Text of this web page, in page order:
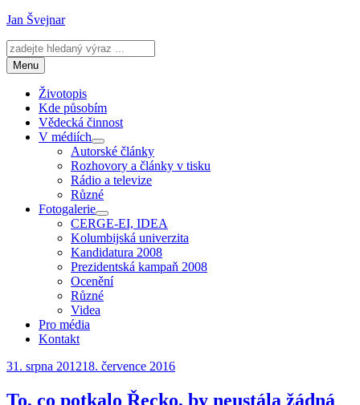
Přejít
obsahu
webu
Jan Švejnar
Menu
Životopis
Kde působím
Vědecká činnost
V médiích
Zobrazit
podřazené
položky
Autorské články
Rozhovory a články v tisku
Rádio a televize
Různé
Fotogalerie
Zobrazit
podřazené
položky
CERGE-EI, IDEA
Kolumbijská univerzita
Kandidatura 2008
Prezidentská kampaň 2008
Ocenění
Různé
Videa
Pro média
Kontakt
Publikováno:
31. srpna 201218. července 2016
To, co potkalo Řecko, by neustála žádná